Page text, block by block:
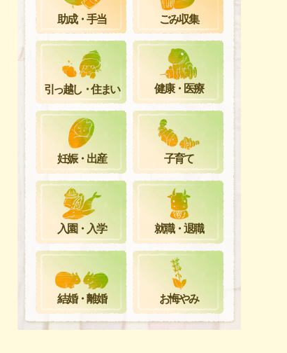
助成・手当 ごみ収集
引っ越し・住まい 健康・医療
妊娠・出産 子育て
入園・入学 就職・退職
結婚・離婚 お悔やみ